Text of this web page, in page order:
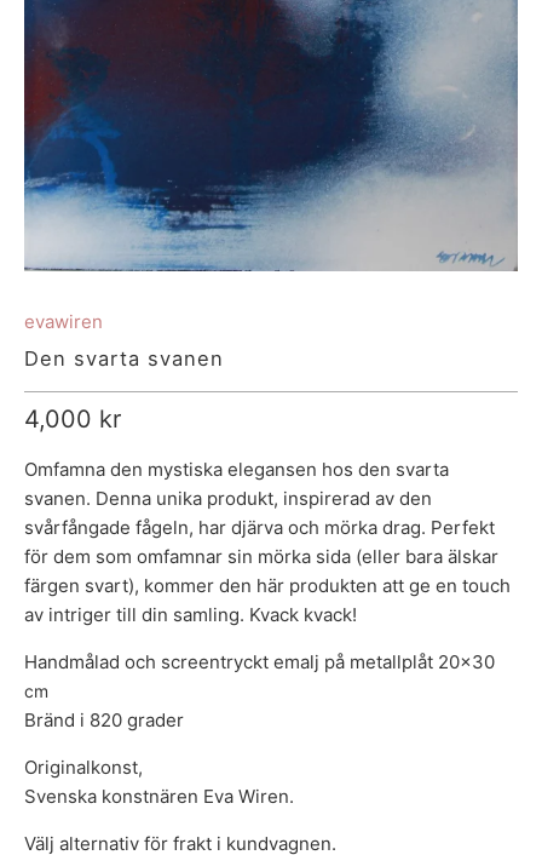
evawiren
Den svarta svanen
4,000 kr
Omfamna den mystiska elegansen hos den svarta
svanen. Denna unika produkt, inspirerad av den
svårfångade fågeln, har djärva och mörka drag. Perfekt
för dem som omfamnar sin mörka sida (eller bara älskar
färgen svart), kommer den här produkten att ge en touch
av intriger till din samling. Kvack kvack!
Handmålad och screentryckt emalj på metallplåt 20x30
cm
Bränd i 820 grader
Originalkonst,
Svenska konstnären Eva Wiren.
Välj alternativ för frakt i kundvagnen.